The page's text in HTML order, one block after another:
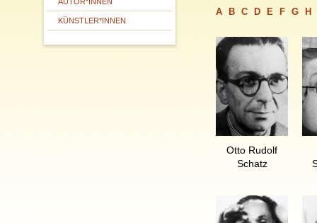
KÜNSTLER*INNEN
A B C D E F G H
Otto Rudolf
Schatz